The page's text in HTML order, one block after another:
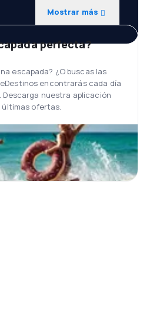
Mostrar más
perfecta?
escapada? ¿O buscas las
encontrarás cada día
Descarga nuestra aplicación
últimas ofertas.